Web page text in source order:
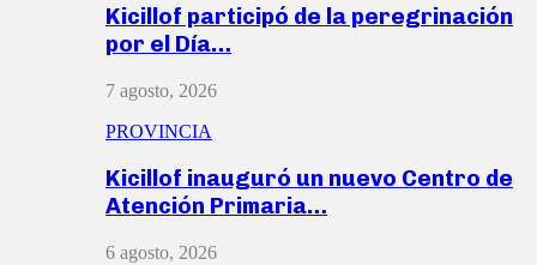
Kicillof participó de la peregrinación
por el Día…
7 agosto, 2026
PROVINCIA
Kicillof inauguró un nuevo Centro de
Atención Primaria…
6 agosto, 2026